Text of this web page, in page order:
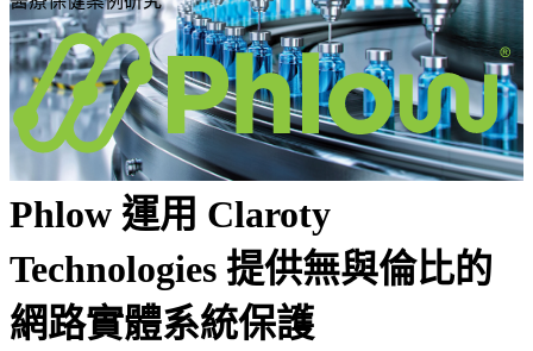
Phlow 運用 Claroty
Technologies 提供無與倫比的
網路實體系統保護